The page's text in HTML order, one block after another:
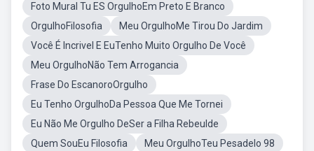
Foto Mural Tu ES OrgulhoEm Preto E Branco
OrgulhoFilosofia
Meu OrgulhoMe Tirou Do Jardim
Você É Incrivel E EuTenho Muito Orgulho De Você
Meu OrgulhoNão Tem Arrogancia
Frase Do EscanoroOrgulho
Eu Tenho OrgulhoDa Pessoa Que Me Tornei
Eu Não Me Orgulho DeSer a Filha Rebeulde
Quem SouEu Filosofia
Meu OrgulhoTeu Pesadelo 98